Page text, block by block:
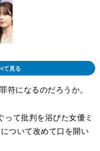
て見る
符になるのだろうか。
って批判を浴びた女優ミ
ついて改めて口を開い